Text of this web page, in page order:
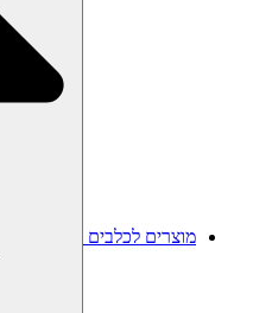
מוצרים לכלבים